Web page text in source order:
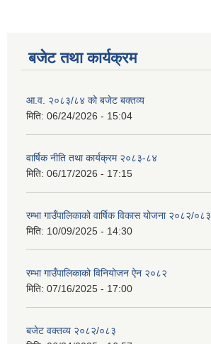
बजेट तथा कार्यक्रम
आ.व. २०८३/८४ को बजेट बक्तव्य
मिति: 06/24/2026 - 15:04
वार्षिक नीति तथा कार्यक्रम २०८३-८४
मिति: 06/17/2026 - 17:15
रम्भा गाउँपालिकाको वार्षिक विकास योजना २०८२/०८३
मिति: 10/09/2025 - 14:30
रम्भा गाउँपालिकाको विनियोजन ऐन २०८२
मिति: 07/16/2025 - 17:00
बजेट वक्तव्य २०८२/०८३